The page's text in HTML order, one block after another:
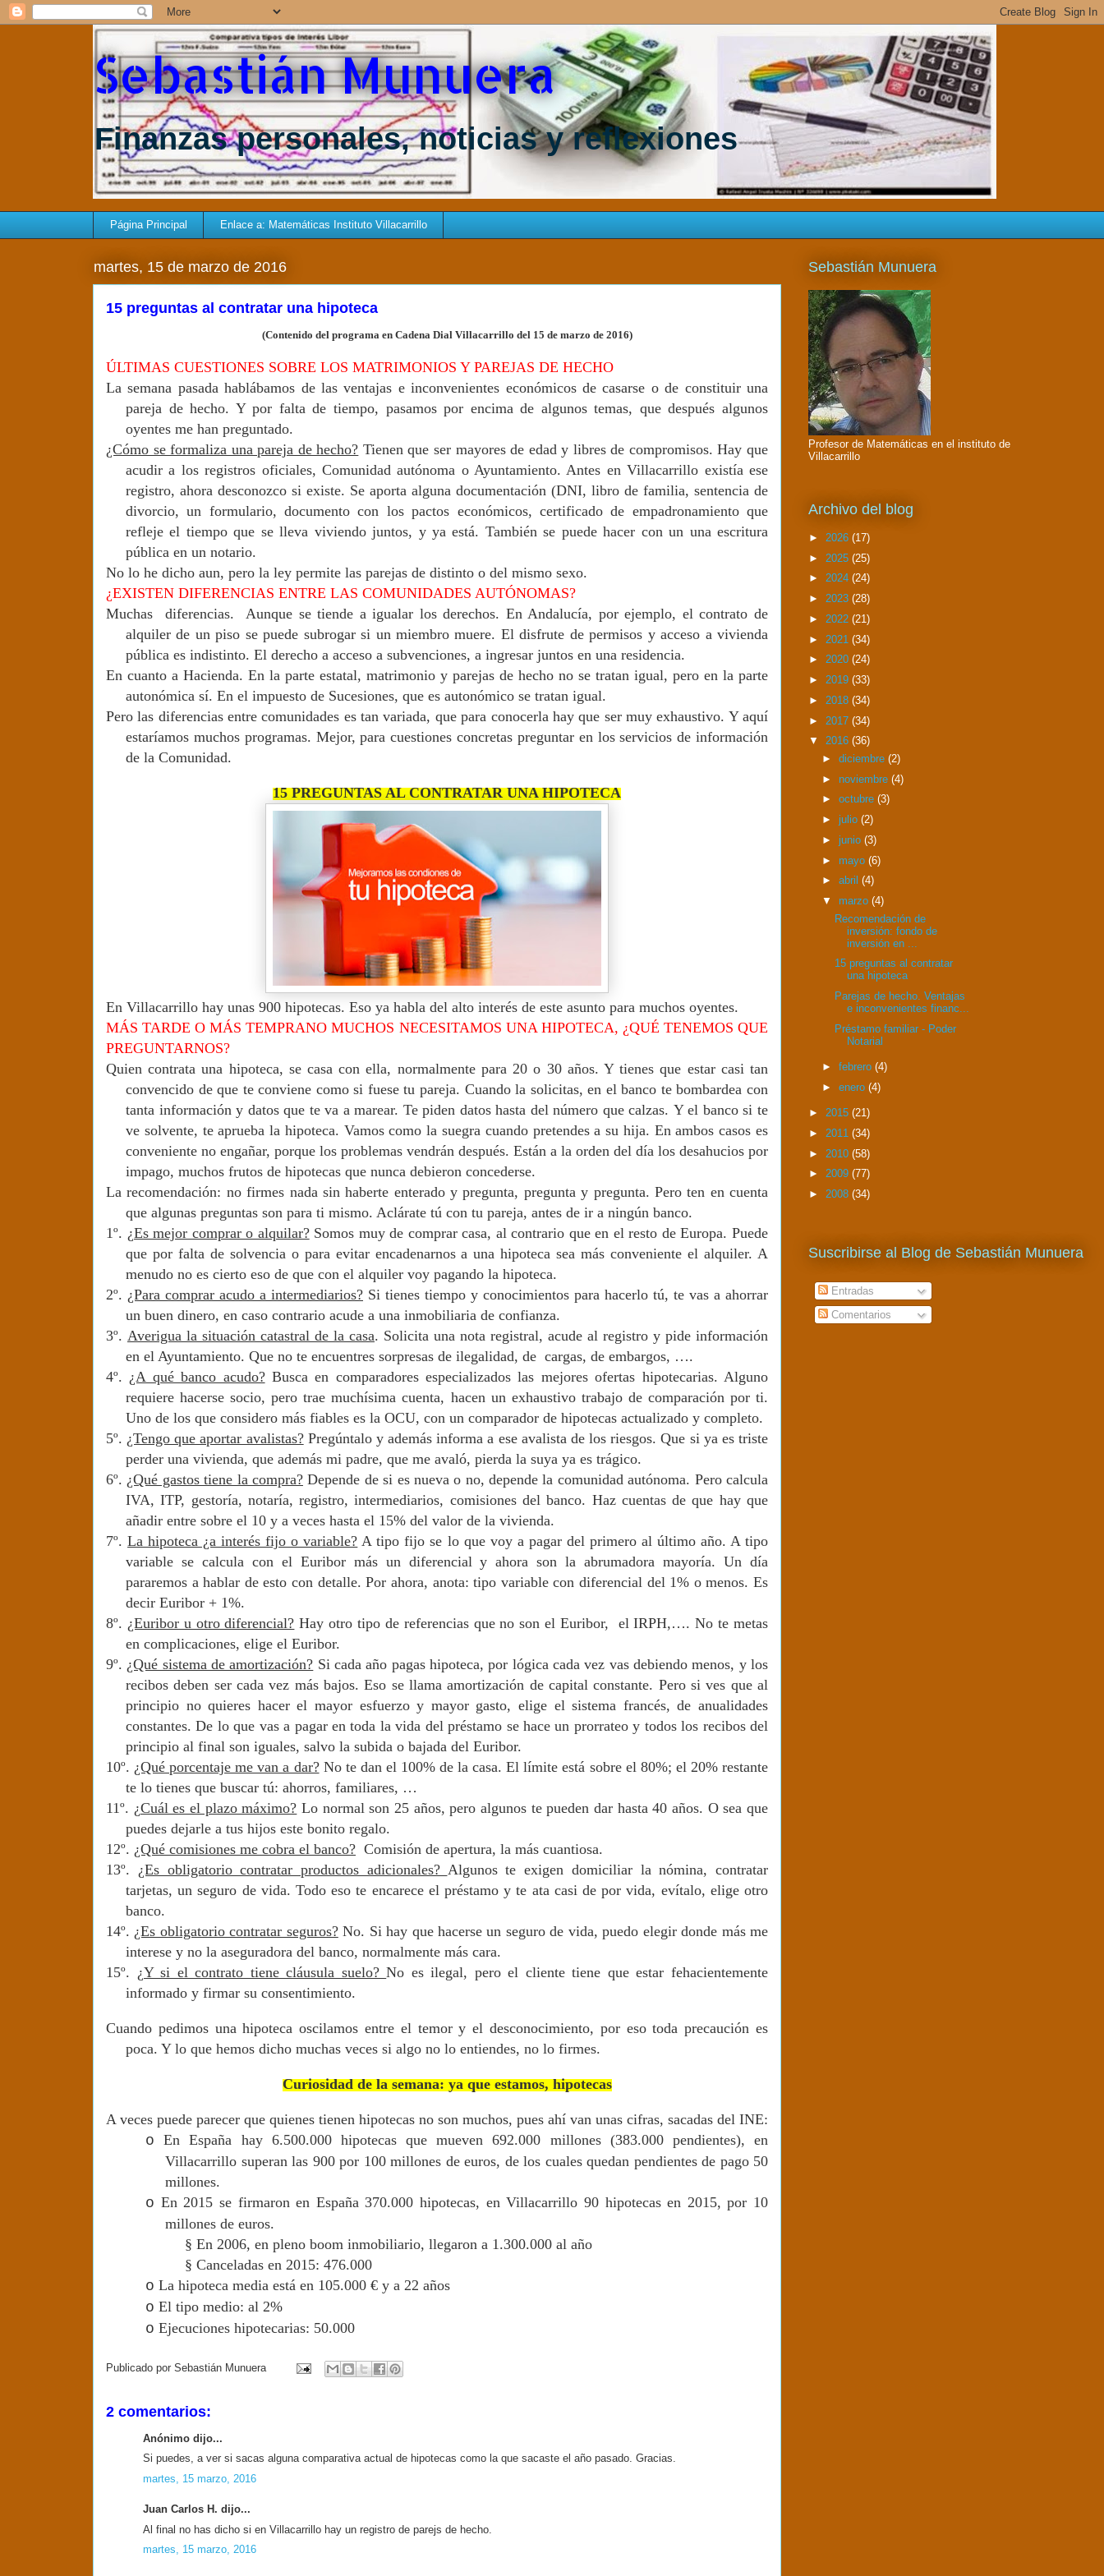
Sebastián Munuera
Finanzas personales, noticias y reflexiones
Página Principal Enlace a: Matemáticas Instituto Villacarrillo
martes, 15 de marzo de 2016
15 preguntas al contratar una hipoteca
(Contenido del programa en Cadena Dial Villacarrillo del 15 de marzo de 2016)
ÚLTIMAS CUESTIONES SOBRE LOS MATRIMONIOS Y PAREJAS DE HECHO
La semana pasada hablábamos de las ventajas e inconvenientes económicos de casarse o de constituir una
pareja de hecho. Y por falta de tiempo, pasamos por encima de algunos temas, que después algunos
oyentes me han preguntado.
¿Cómo se formaliza una pareja de hecho? Tienen que ser mayores de edad y libres de compromisos. Hay que
acudir a los registros oficiales, Comunidad autónoma o Ayuntamiento. Antes en Villacarrillo existía ese
registro, ahora desconozco si existe. Se aporta alguna documentación (DNI, libro de familia, sentencia de
divorcio, un formulario, documento con los pactos económicos, certificado de empadronamiento que
refleje el tiempo que se lleva viviendo juntos, y ya está. También se puede hacer con un una escritura
pública en un notario.
No lo he dicho aun, pero la ley permite las parejas de distinto o del mismo sexo.
¿EXISTEN DIFERENCIAS ENTRE LAS COMUNIDADES AUTÓNOMAS?
Muchas diferencias. Aunque se tiende a igualar los derechos. En Andalucía, por ejemplo, el contrato de
alquiler de un piso se puede subrogar si un miembro muere. El disfrute de permisos y acceso a vivienda
pública es indistinto. El derecho a acceso a subvenciones, a ingresar juntos en una residencia.
En cuanto a Hacienda. En la parte estatal, matrimonio y parejas de hecho no se tratan igual, pero en la parte
autonómica sí. En el impuesto de Sucesiones, que es autonómico se tratan igual.
Pero las diferencias entre comunidades es tan variada, que para conocerla hay que ser muy exhaustivo. Y aquí
estaríamos muchos programas. Mejor, para cuestiones concretas preguntar en los servicios de información
de la Comunidad.
15 PREGUNTAS AL CONTRATAR UNA HIPOTECA
En Villacarrillo hay unas 900 hipotecas. Eso ya habla del alto interés de este asunto para muchos oyentes.
MÁS TARDE O MÁS TEMPRANO MUCHOS NECESITAMOS UNA HIPOTECA, ¿QUÉ TENEMOS QUE
PREGUNTARNOS?
Quien contrata una hipoteca, se casa con ella, normalmente para 20 o 30 años. Y tienes que estar casi tan
convencido de que te conviene como si fuese tu pareja. Cuando la solicitas, en el banco te bombardea con
tanta información y datos que te va a marear. Te piden datos hasta del número que calzas. Y el banco si te
ve solvente, te aprueba la hipoteca. Vamos como la suegra cuando pretendes a su hija. En ambos casos es
conveniente no engañar, porque los problemas vendrán después. Están a la orden del día los desahucios por
impago, muchos frutos de hipotecas que nunca debieron concederse.
La recomendación: no firmes nada sin haberte enterado y pregunta, pregunta y pregunta. Pero ten en cuenta
que algunas preguntas son para ti mismo. Aclárate tú con tu pareja, antes de ir a ningún banco.
1º. ¿Es mejor comprar o alquilar?Somos muy de comprar casa, al contrario que en el resto de Europa. Puede
que por falta de solvencia o para evitar encadenarnos a una hipoteca sea más conveniente el alquiler. A
menudo no es cierto eso de que con el alquiler voy pagando la hipoteca.
2º. ¿Para comprar acudo a intermediarios? Si tienes tiempo y conocimientos para hacerlo tú, te vas a ahorrar
un buen dinero, en caso contrario acude a una inmobiliaria de confianza.
3º. Averigua la situación catastral de la casa. Solicita una nota registral, acude al registro y pide información
en el Ayuntamiento. Que no te encuentres sorpresas de ilegalidad, de cargas, de embargos, ….
4º. ¿A qué banco acudo?Busca en comparadores especializados las mejores ofertas hipotecarias. Alguno
requiere hacerse socio, pero trae muchísima cuenta, hacen un exhaustivo trabajo de comparación por ti.
Uno de los que considero más fiables es la OCU, con un comparador de hipotecas actualizado y completo.
5º. ¿Tengo que aportar avalistas?Pregúntalo y además informa a ese avalista de los riesgos. Que si ya es triste
perder una vivienda, que además mi padre, que me avaló, pierda la suya ya es trágico.
6º. ¿Qué gastos tiene la compra?Depende de si es nueva o no, depende la comunidad autónoma. Pero calcula
IVA, ITP, gestoría, notaría, registro, intermediarios, comisiones del banco. Haz cuentas de que hay que
añadir entre sobre el 10 y a veces hasta el 15% del valor de la vivienda.
7º. La hipoteca ¿a interés fijo o variable? A tipo fijo se lo que voy a pagar del primero al último año. A tipo
variable se calcula con el Euribor más un diferencial y ahora son la abrumadora mayoría. Un día
pararemos a hablar de esto con detalle. Por ahora, anota: tipo variable con diferencial del 1% o menos. Es
decir Euribor + 1%.
8º. ¿Euribor u otro diferencial? Hay otro tipo de referencias que no son el Euribor, el IRPH,…. No te metas
en complicaciones, elige el Euribor.
9º. ¿Qué sistema de amortización? Si cada año pagas hipoteca, por lógica cada vez vas debiendo menos, y los
recibos deben ser cada vez más bajos. Eso se llama amortización de capital constante. Pero si ves que al
principio no quieres hacer el mayor esfuerzo y mayor gasto, elige el sistema francés, de anualidades
constantes. De lo que vas a pagar en toda la vida del préstamo se hace un prorrateo y todos los recibos del
principio al final son iguales, salvo la subida o bajada del Euribor.
10º. ¿Qué porcentaje me van a dar?No te dan el 100% de la casa. El límite está sobre el 80%; el 20% restante
te lo tienes que buscar tú: ahorros, familiares, …
11º. ¿Cuál es el plazo máximo? Lo normal son 25 años, pero algunos te pueden dar hasta 40 años. O sea que
puedes dejarle a tus hijos este bonito regalo.
12º. ¿Qué comisiones me cobra el banco? Comisión de apertura, la más cuantiosa.
13º. ¿Es obligatorio contratar productos adicionales? Algunos te exigen domiciliar la nómina, contratar
tarjetas, un seguro de vida. Todo eso te encarece el préstamo y te ata casi de por vida, evítalo, elige otro
banco.
14º. ¿Es obligatorio contratar seguros?No. Si hay que hacerse un seguro de vida, puedo elegir donde más me
interese y no la aseguradora del banco, normalmente más cara.
15º. ¿Y si el contrato tiene cláusula suelo?No es ilegal, pero el cliente tiene que estar fehacientemente
informado y firmar su consentimiento.
Cuando pedimos una hipoteca oscilamos entre el temor y el desconocimiento, por eso toda precaución es
poca. Y lo que hemos dicho muchas veces si algo no lo entiendes, no lo firmes.
Curiosidad de la semana: ya que estamos, hipotecas
A veces puede parecer que quienes tienen hipotecas no son muchos, pues ahí van unas cifras, sacadas del INE:
o
En España hay 6.500.000 hipotecas que mueven 692.000 millones (383.000 pendientes), en
Villacarrillo superan las 900 por 100 millones de euros, de los cuales quedan pendientes de pago 50
millones.
o En 2015 se firmaron en España 370.000 hipotecas, en Villacarrillo 90 hipotecas en 2015, por 10
millones de euros.
§ En 2006, en pleno boom inmobiliario, llegaron a 1.300.000 al año
§ Canceladas en 2015: 476.000
o La hipoteca media está en 105.000 € y a 22 años
o El tipo medio: al 2%
o Ejecuciones hipotecarias: 50.000
Publicado por Sebastián Munuera
2 comentarios:
Anónimo dijo...
Si puedes, a ver si sacas alguna comparativa actual de hipotecas como la que sacaste el año pasado. Gracias.
martes, 15 marzo, 2016
Juan Carlos H. dijo...
Al final no has dicho si en Villacarrillo hay un registro de parejs de hecho.
martes, 15 marzo, 2016
Sebastián Munuera
Profesor de Matemáticas en el instituto de
Villacarrillo
Archivo del blog
► 2026 (17)
► 2025 (25)
► 2024 (24)
► 2023 (28)
► 2022 (21)
► 2021 (34)
► 2020 (24)
► 2019 (33)
► 2018 (34)
► 2017 (34)
▼ 2016 (36)
► diciembre (2)
► noviembre (4)
► octubre (3)
► julio (2)
► junio (3)
► mayo (6)
► abril (4)
▼ marzo (4)
Recomendación de
inversión: fondo de
inversión en ...
15 preguntas al contratar
una hipoteca
Parejas de hecho. Ventajas
e inconvenientes financ...
Préstamo familiar - Poder
Notarial
► febrero (4)
► enero (4)
► 2015 (21)
► 2011 (34)
► 2010 (58)
► 2009 (77)
► 2008 (34)
Suscribirse al Blog de Sebastián Munuera
Entradas
Comentarios